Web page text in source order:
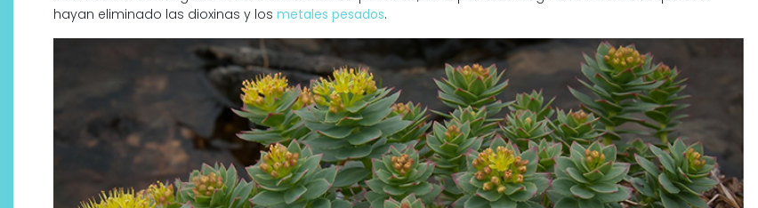
hayan eliminado las dioxinas y los metales pesados.